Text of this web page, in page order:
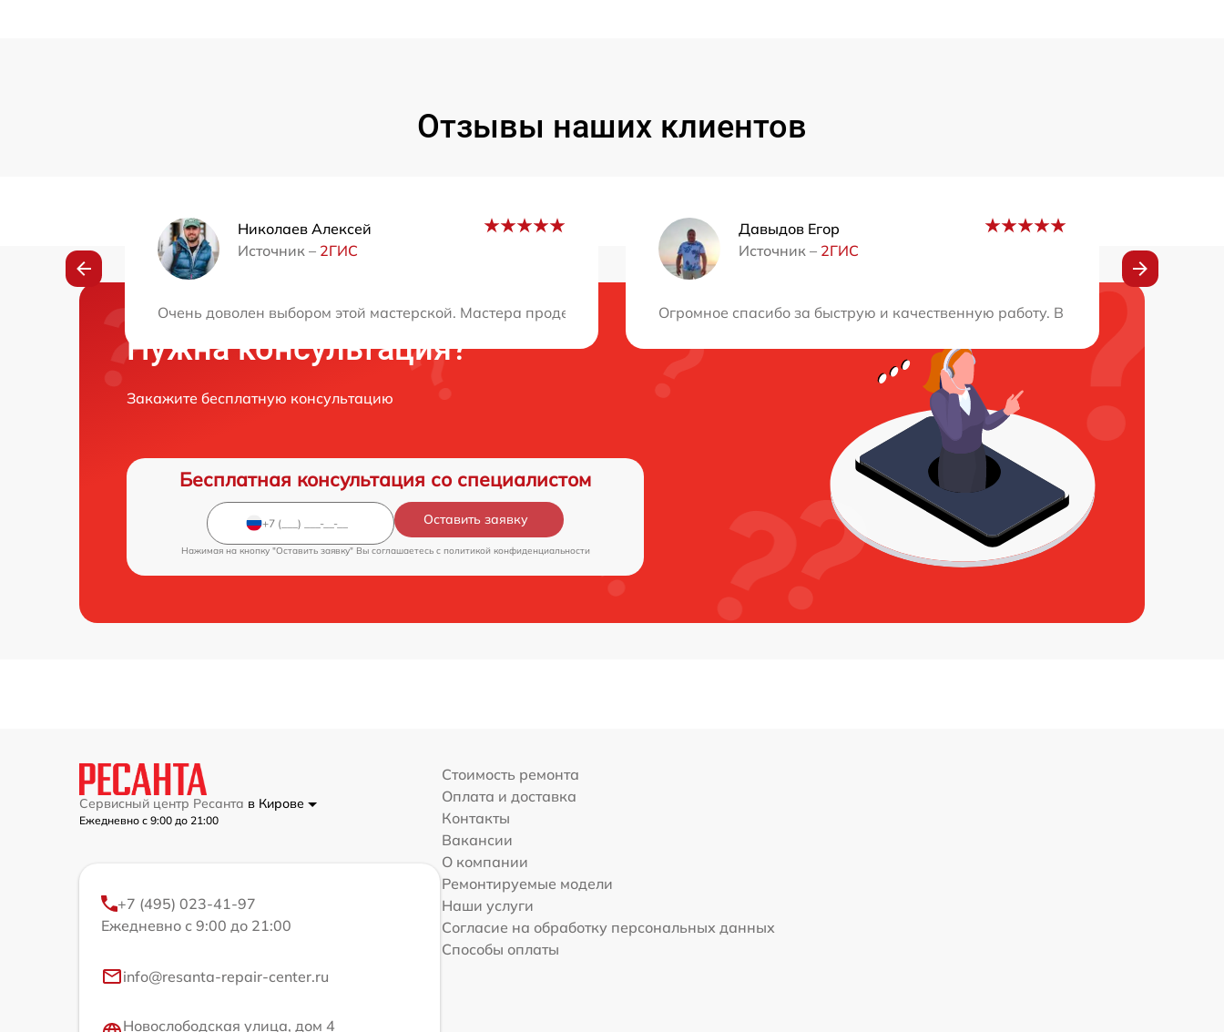
Отзывы наших клиентов
Николаев Алексей
Источник – 2ГИС
Очень доволен выбором этой мастерской. Мастера продемонстрировали высокий профессионализм и качественное выполнение всех работ.
Давыдов Егор
Источник – 2ГИС
Огромное спасибо за быструю и качественную работу. В тот же день
Нужна консультация?
Закажите бесплатную консультацию
Бесплатная консультация со специалистом
Оставить заявку
Нажимая на кнопку "Оставить заявку" Вы соглашаетесь c политикой конфиденциальности
Сервисный центр Ресанта в Кирове
Ежедневно с 9:00 до 21:00
+7 (495) 023-41-97
Ежедневно с 9:00 до 21:00
info@resanta-repair-center.ru
Новослободская улица, дом 4
Стоимость ремонта
Оплата и доставка
Контакты
Вакансии
О компании
Ремонтируемые модели
Наши услуги
Согласие на обработку персональных данных
Способы оплаты